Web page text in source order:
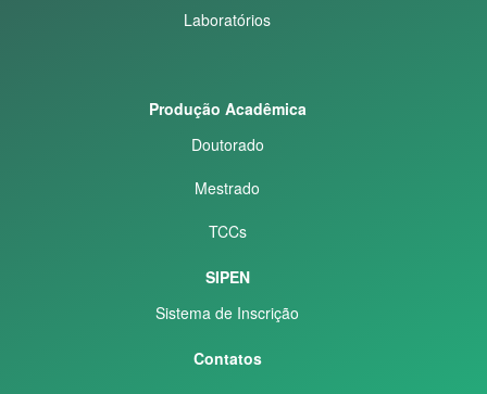
Laboratórios
Produção Acadêmica
Doutorado
Mestrado
TCCs
SIPEN
Sistema de Inscrição
Contatos